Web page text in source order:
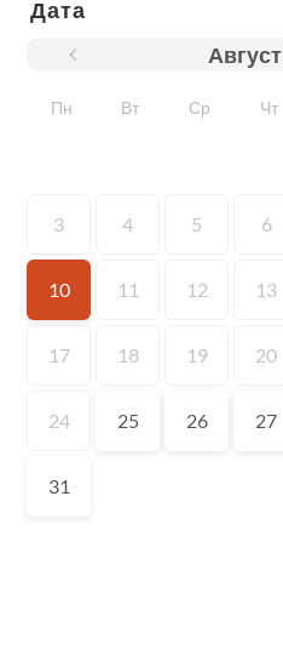
Дата
Август
Пн Вт Ср Чт
3 4 5 6
10 11 12 13
17 18 19 20
24 25 26 27
31